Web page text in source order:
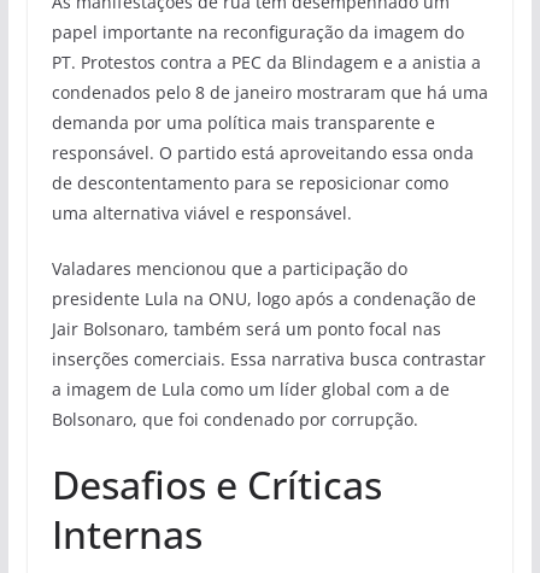
papel importante na reconfiguração da imagem do
PT. Protestos contra a PEC da Blindagem e a anistia a
condenados pelo 8 de janeiro mostraram que há uma
demanda por uma política mais transparente e
responsável. O partido está aproveitando essa onda
de descontentamento para se reposicionar como
uma alternativa viável e responsável.
Valadares mencionou que a participação do
presidente Lula na ONU, logo após a condenação de
Jair Bolsonaro, também será um ponto focal nas
inserções comerciais. Essa narrativa busca contrastar
a imagem de Lula como um líder global com a de
Bolsonaro, que foi condenado por corrupção.
Desafios e Críticas
Internas